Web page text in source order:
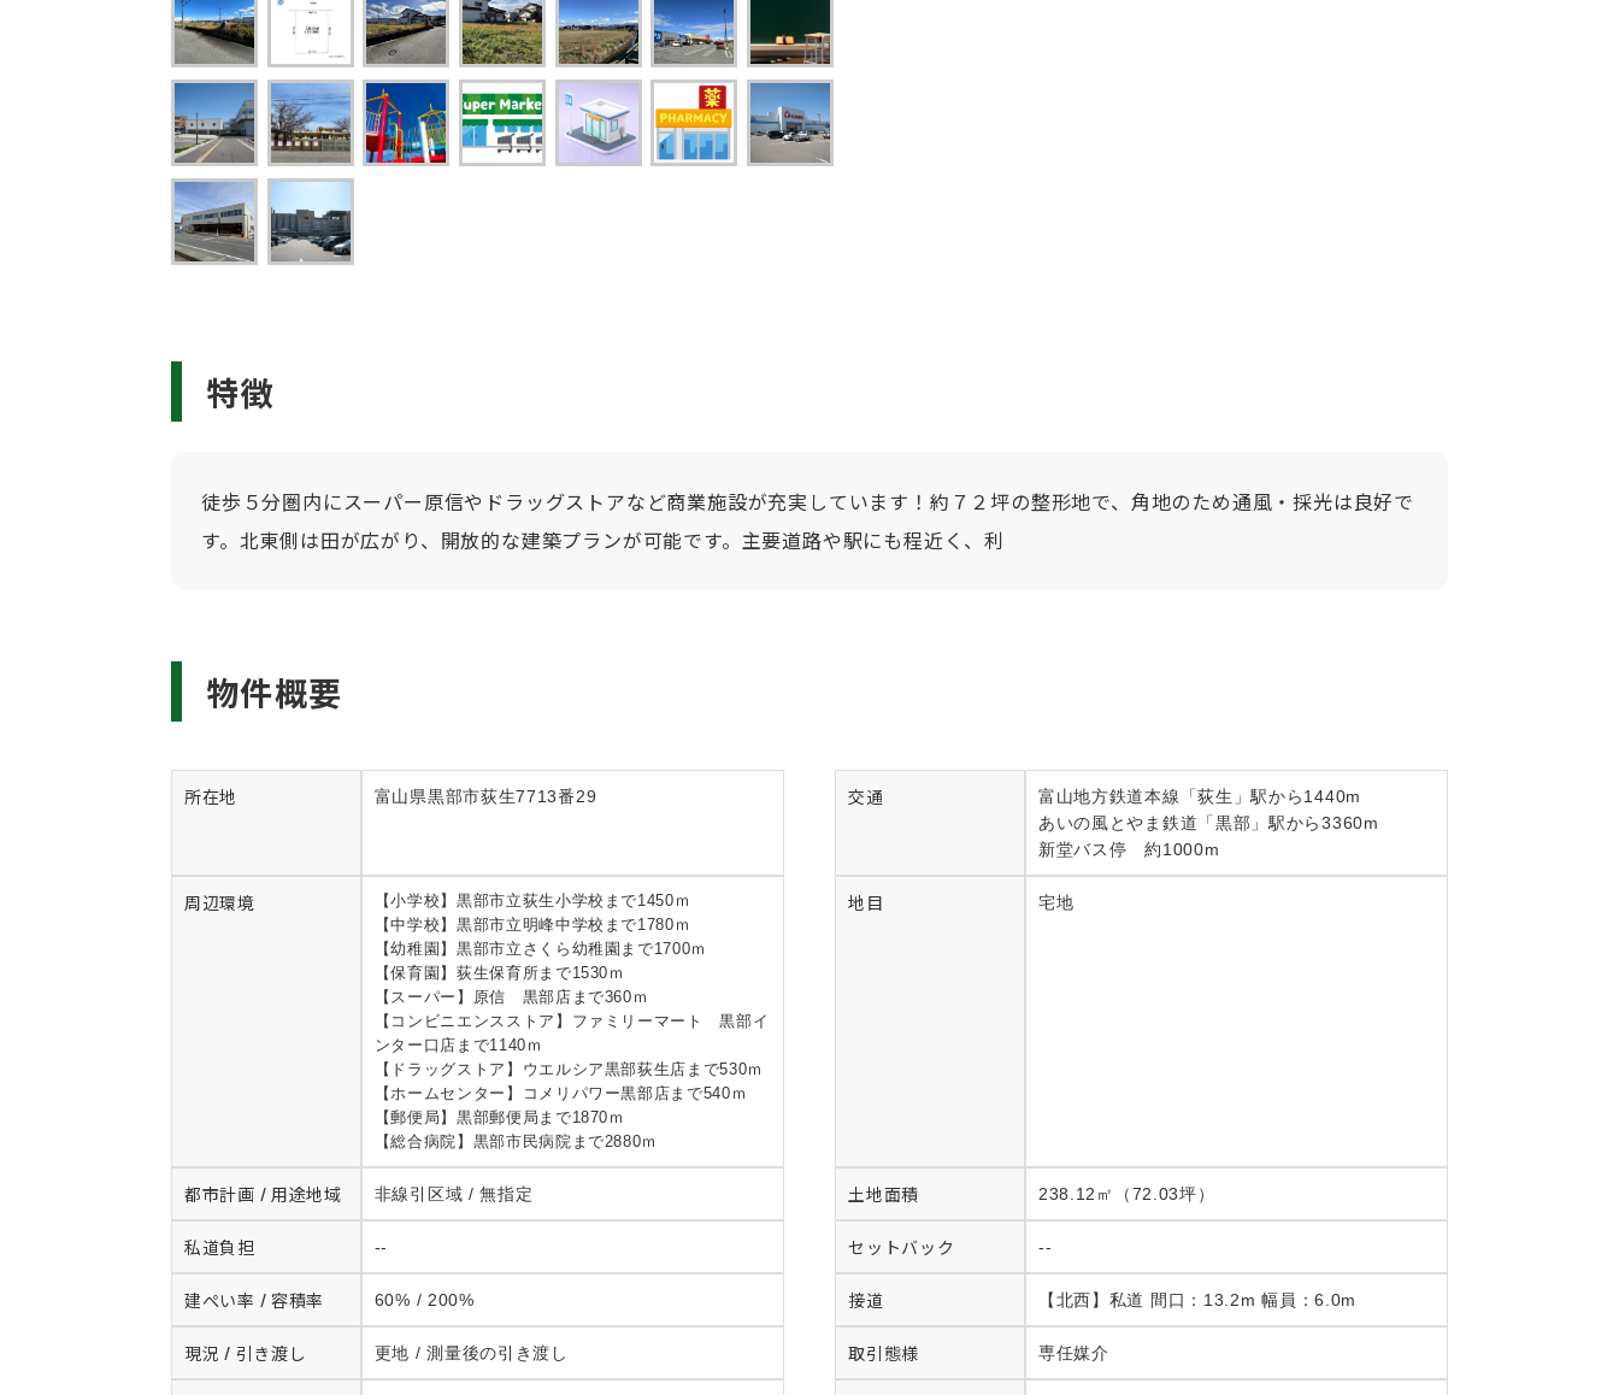
特徴
徒歩５分圏内にスーパー原信やドラッグストアなど商業施設が充実しています！約７２坪の整形地で、角地のため通風・採光は良好で
す。北東側は田が広がり、開放的な建築プランが可能です。主要道路や駅にも程近く、利
物件概要
所在地 富山県黒部市荻生7713番29 交通
富山地方鉄道本線「荻生」駅から1440m
あいの風とやま鉄道「黒部」駅から3360m
新堂バス停　約1000m
周辺環境
【小学校】黒部市立荻生小学校まで1450ｍ
【中学校】黒部市立明峰中学校まで1780ｍ
【幼稚園】黒部市立さくら幼稚園まで1700ｍ
【保育園】荻生保育所まで1530ｍ
【スーパー】原信 黒部店まで360ｍ
【コンビニエンスストア】ファミリーマート 黒部イ
ンター口店まで1140ｍ
【ドラッグストア】ウエルシア黒部荻生店まで530ｍ
【ホームセンター】コメリパワー黒部店まで540ｍ
【郵便局】黒部郵便局まで1870ｍ
【総合病院】黒部市民病院まで2880ｍ
地目 宅地
都市計画 / 用途地域 非線引区域 / 無指定 土地面積 238.12㎡（72.03坪）
私道負担 -- セットバック --
建ぺい率 / 容積率 60% / 200% 接道 【北西】私道 間口：13.2m 幅員：6.0m
現況 / 引き渡し 更地 / 測量後の引き渡し 取引態様 専任媒介